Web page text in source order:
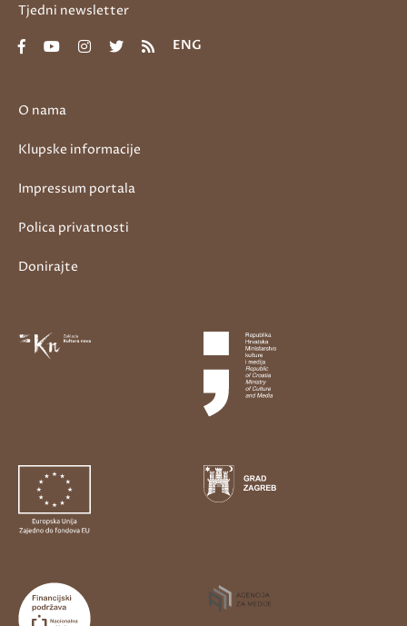
O nama
Klupske informacije
Impressum portala
Polica privatnosti
Donirajte
Tjedni newsletter
ENG